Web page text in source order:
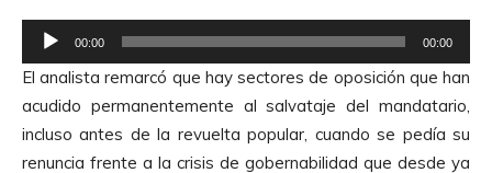
t
r
d
e
A
e
p
r
o
00:00 00:00
El analista remarcó que hay sectores de oposición que han
acudido permanentemente al salvataje del mandatario,
incluso antes de la revuelta popular, cuando se pedía su
renuncia frente a la crisis de gobernabilidad que desde ya